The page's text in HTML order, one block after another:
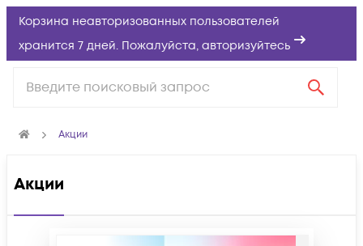
Корзина неавторизованных пользователей
хранится 7 дней. Пожалуйста, авторизуйтесь
Акции
Акции